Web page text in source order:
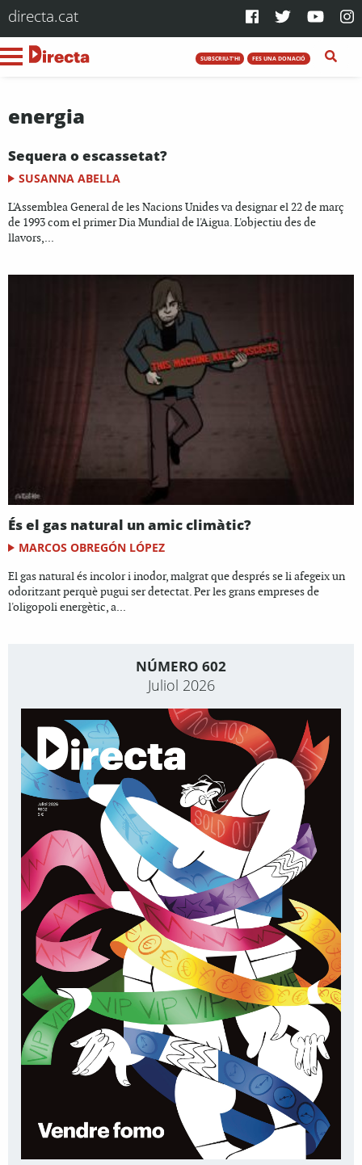
directa.cat
SUBSCRIU-T'HI FES UNA DONACIÓ
energia
Sequera o escassetat?
SUSANNA ABELLA
L'Assemblea General de les Nacions Unides va designar el 22 de març
de 1993 com el primer Dia Mundial de l'Aigua. L'objectiu des de
llavors,...
És el gas natural un amic climàtic?
MARCOS OBREGÓN LÓPEZ
El gas natural és incolor i inodor, malgrat que després se li afegeix un
odoritzant perquè pugui ser detectat. Per les grans empreses de
l'oligopoli energètic, a...
NÚMERO 602
Juliol 2026